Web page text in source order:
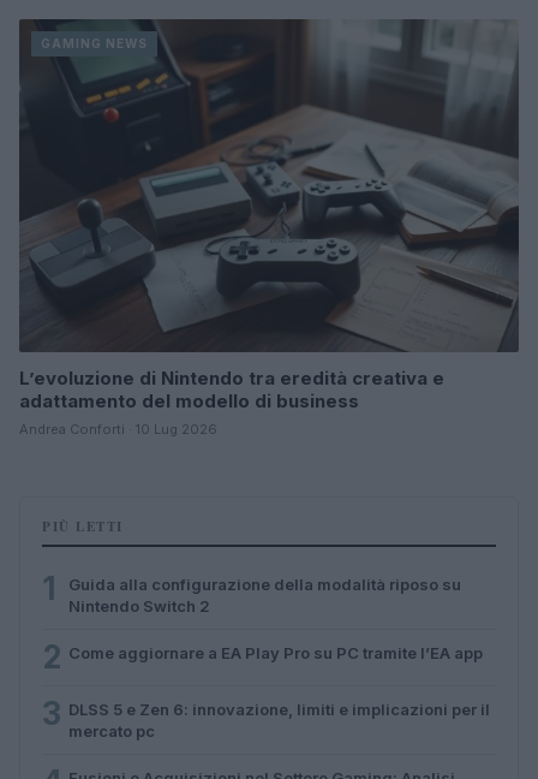
GAMING NEWS
L’evoluzione di Nintendo tra eredità creativa e
adattamento del modello di business
Andrea Conforti · 10 Lug 2026
PIÙ LETTI
1
Guida alla configurazione della modalità riposo su
Nintendo Switch 2
2 Come aggiornare a EA Play Pro su PC tramite l’EA app
3 DLSS 5 e Zen 6: innovazione, limiti e implicazioni per il
mercato pc